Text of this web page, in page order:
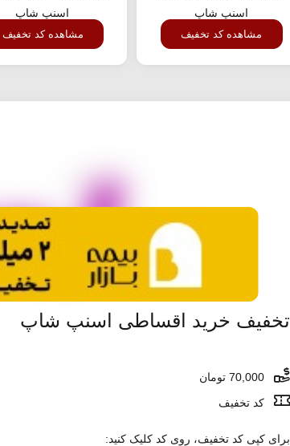
اسنپ شاپ
مشاهده کد تخفیف
اسنپ شاپ
مشاهده کد تخفیف
تخفیف خرید اقساطی اسنپ شاپ
کد تخفیف
برای کپی کد تخفیف، روی کد کلیک کنید: